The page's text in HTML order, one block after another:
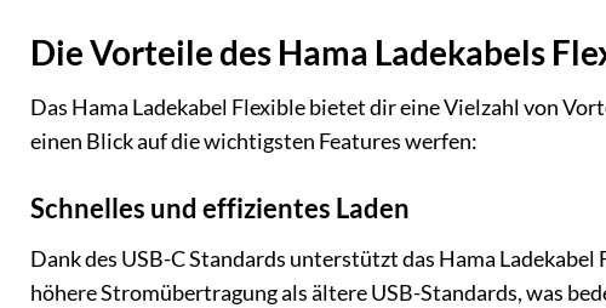
Die Vorteile des Hama Ladekabels
Das Hama Ladekabel Flexible bietet dir eine Vielzahl von
einen Blick auf die wichtigsten Features werfen:
Schnelles und effizientes Laden
Dank des USB-C Standards unterstützt das Hama
höhere Stromübertragung als ältere USB-Standards, was